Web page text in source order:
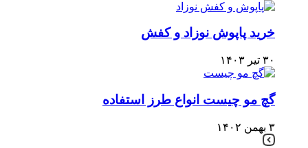
خرید پاپوش نوزاد و کفش
۳۰ تیر ۱۴۰۳
گچ مو چیست انواع طرز استفاده
۳ بهمن ۱۴۰۲